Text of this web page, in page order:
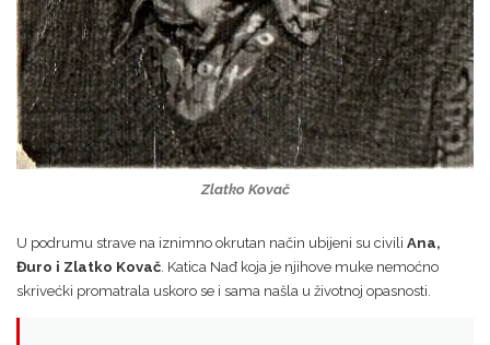
Zlatko Kovač
U podrumu strave na iznimno okrutan način ubijeni su civili Ana,
Đuro i Zlatko Kovač. Katica Nađ koja je njihove muke nemoćno
skrivećki promatrala uskoro se i sama našla u životnoj opasnosti.